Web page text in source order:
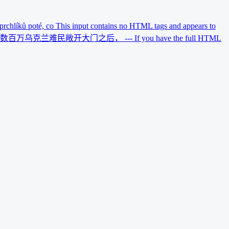
poté, co This input contains no HTML tags and appears to
百万乌克兰难民敞开大门之后， --- If you have the full HTML